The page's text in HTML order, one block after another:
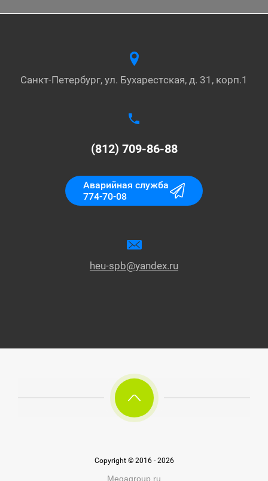
Санкт-Петербург, ул. Бухарестская, д. 31, корп.1
(812) 709-86-88
Аварийная служба
774-70-08
heu-spb@yandex.ru
Copyright © 2016 - 2026
Megagroup.ru